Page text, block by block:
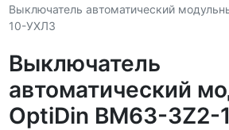
Выключатель автоматический
10-УХЛ3
Выключатель
автоматический
OptiDin BM63-